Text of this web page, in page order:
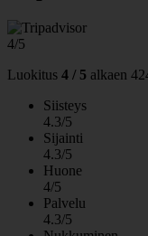
4/5
Luokitus 4 / 5 alkaen
Siisteys
4.3/5
Sijainti
4.3/5
Huone
4/5
Palvelu
4.3/5